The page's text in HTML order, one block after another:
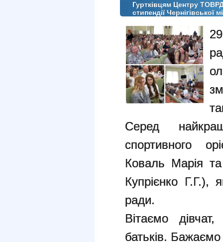
Гуртківцям Центру
стипендії Чернігівської
Серед
спортивного
Коваль Марія
Купрієнко Г.Г.),
ради.
Вітаємо
батьків. Бажаємо